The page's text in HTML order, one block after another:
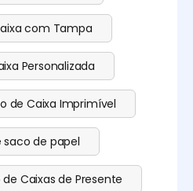
com Tampa
Personalizada
de Caixa Imprimível
saco de papel
Caixas de Presente